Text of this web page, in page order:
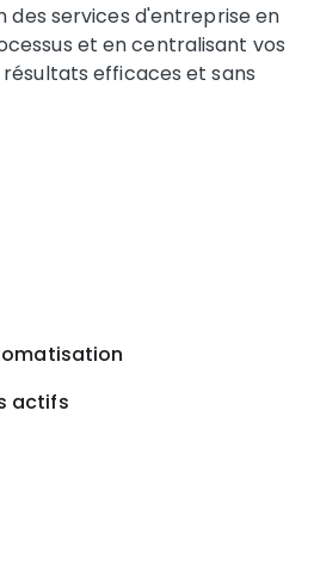
des services d'entreprise en
et en centralisant vos
efficaces et sans
actifs